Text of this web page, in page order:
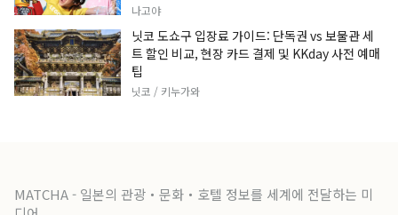
나고야
닛코 도쇼구 입장료 가이드: 단독권 vs 보물관 세
트 할인 비교, 현장 카드 결제 및 KKday 사전 예매
팁
닛코 / 키누가와
MATCHA - 일본의 관광・문화・호텔 정보를 세계에 전달하는 미